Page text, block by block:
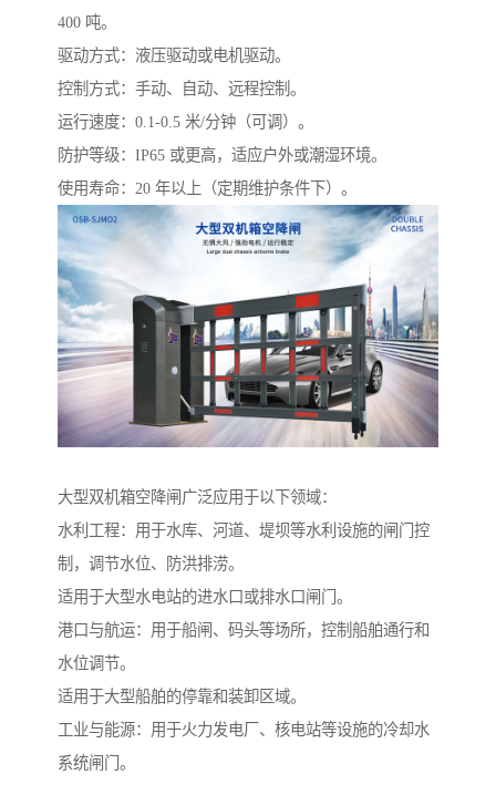
400 吨。
驱动方式：液压驱动或电机驱动。
控制方式：手动、自动、远程控制。
运行速度：0.1-0.5 米/分钟（可调）。
防护等级：IP65 或更高，适应户外或潮湿环境。
使用寿命：20 年以上（定期维护条件下）。
大型双机箱空降闸广泛应用于以下领域：
水利工程：用于水库、河道、堤坝等水利设施的闸门控
制，调节水位、防洪排涝。
适用于大型水电站的进水口或排水口闸门。
港口与航运：用于船闸、码头等场所，控制船舶通行和
水位调节。
适用于大型船舶的停靠和装卸区域。
工业与能源：用于火力发电厂、核电站等设施的冷却水
系统闸门。